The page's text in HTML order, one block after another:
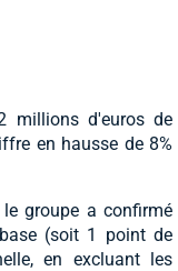
millions d'euros de
en hausse de 8%
groupe a confirmé
(soit 1 point de
en excluant les